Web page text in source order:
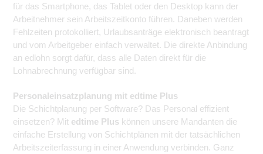
für das Smartphone, das Tablet oder den Desktop kann der
Arbeitnehmer sein Arbeitszeitkonto führen. Daneben werden
Fehlzeiten protokolliert, Urlaubsanträge elektronisch beantragt
und vom Arbeitgeber einfach verwaltet. Die direkte Anbindung
an edlohn sorgt dafür, dass alle Daten direkt für die
Lohnabrechnung verfügbar sind.
Personaleinsatzplanung mit edtime Plus
Die Schichtplanung per Software? Das Personal effizient
einsetzen? Mit edtime Plus können unsere Mandanten die
einfache Erstellung von Schichtplänen mit der tatsächlichen
Arbeitszeiterfassung in einer Anwendung verbinden. Ganz